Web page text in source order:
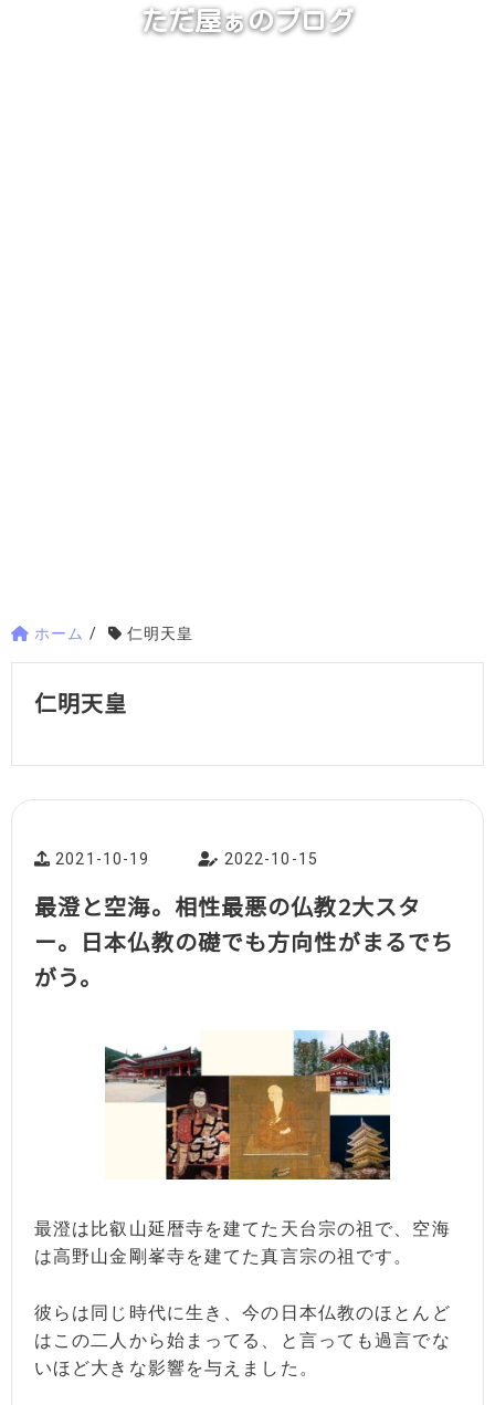
ただ屋ぁのブログ
ホーム / 仁明天皇
仁明天皇
2021-10-19 2022-10-15
最澄と空海。相性最悪の仏教2大スタ
ー。日本仏教の礎でも方向性がまるでち
がう。
最澄は比叡山延暦寺を建てた天台宗の祖で、空海
は高野山金剛峯寺を建てた真言宗の祖です。
彼らは同じ時代に生き、今の日本仏教のほとんど
はこの二人から始まってる、と言っても過言でな
いほど大きな影響を与えました。